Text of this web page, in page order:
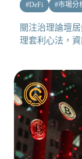
#DeFi #市場分
關注治理論壇
理套利心法，